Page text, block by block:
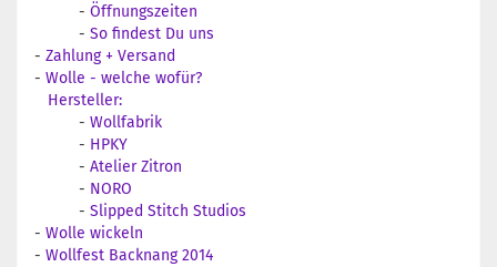
- Öffnungszeiten
- So findest Du uns
- Zahlung + Versand
- Wolle - welche wofür?
Hersteller:
- Wollfabrik
- HPKY
- Atelier Zitron
- NORO
- Slipped Stitch Studios
- Wolle wickeln
- Wollfest Backnang 2014